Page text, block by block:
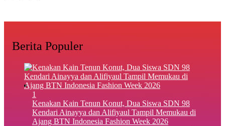
Berita Populer
1
‎Kenakan Kain Tenun Konut, Dua Siswa SDN 98
Kendari Ainayya dan Alifiyaul Tampil Memukau di
Ajang BTN Indonesia Fashion Week 2026